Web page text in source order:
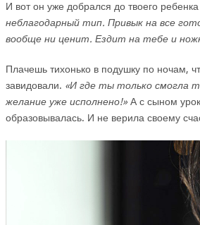
И вот он уже добрался до твоего
неблагодарный тип. Привык на все
вообще ни ценит. Ездит на тебе и
Плачешь тихонько в подушку по ночам,
завидовали. «И где ты только смогла
желание уже исполнено!» А с сыном
образовывалась. И не верила своему